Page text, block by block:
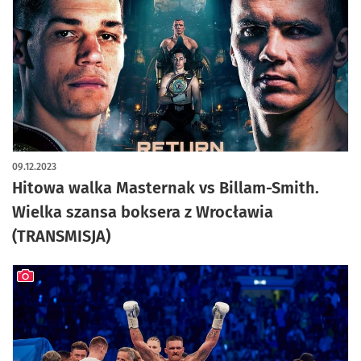
Hitowa walka Masternak vs Billam-Smith.
Wielka szansa boksera z Wrocławia
(TRANSMISJA)
09.12.2023